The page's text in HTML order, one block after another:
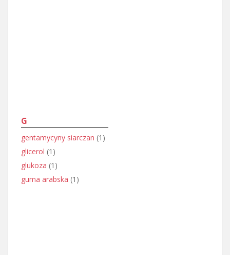
G
gentamycyny siarczan (1)
glicerol (1)
glukoza (1)
guma arabska (1)